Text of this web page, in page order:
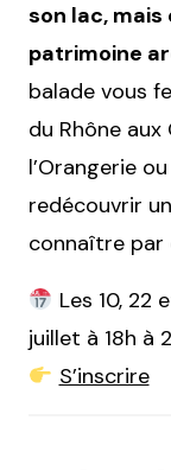
son lac, mais
patrimoine
balade vous
du Rhône
l’Orangerie
redécouvrir
connaître
Les 10, 22
juillet à 18h à
S’inscrire